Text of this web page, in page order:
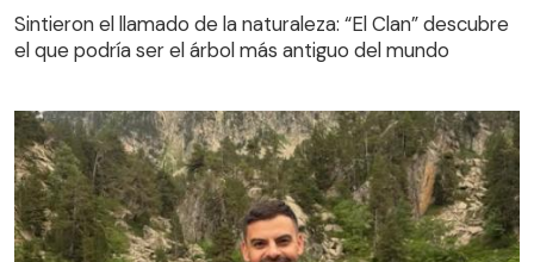
el que podría ser el árbol más antiguo del mundo
Sintieron el llamado de la naturaleza: “El Clan” descubre
el que podría ser el árbol más antiguo del mundo